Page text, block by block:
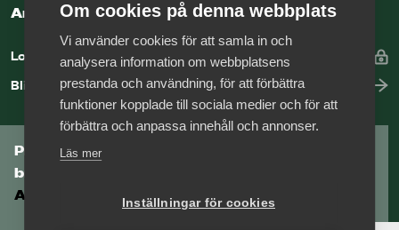
Arbetsgivarguiden
Logga in
Bli medlem
Prenumerera på Tågföretagens
branschnyhetsbrev
Aktuell info direkt i din inkorg.
Om cookies på denna webbplats
Vi använder cookies för att samla in och
analysera information om webbplatsens
prestanda och användning, för att förbättra
funktioner kopplade till sociala medier och för att
förbättra och anpassa innehåll och annonser.
Läs mer
Inställningar för cookies